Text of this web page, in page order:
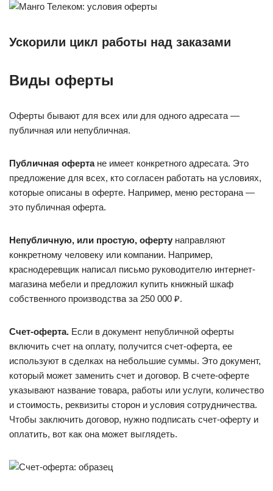
Ускорили цикл работы над заказами
Виды оферты
Оферты бывают для всех или для одного адресата —
публичная или непубличная.
Публичная офертане имеет конкретного адресата. Это
предложение для всех, кто согласен работать на условиях,
которые описаны в оферте. Например, меню ресторана —
это публичная оферта.
Непубличную, или простую, оферту направляют
конкретному человеку или компании. Например,
краснодеревщик написал письмо руководителю интернет-
магазина мебели и предложил купить книжный шкаф
собственного производства за 250 000 ₽.
Счет-оферта. Если в документ непубличной оферты
включить счет на оплату, получится счет-оферта, ее
используют в сделках на небольшие суммы. Это документ,
который может заменить счет и договор. В счете-оферте
указывают название товара, работы или услуги, количество
и стоимость, реквизиты сторон и условия сотрудничества.
Чтобы заключить договор, нужно подписать счет-оферту и
оплатить, вот как она может выглядеть.